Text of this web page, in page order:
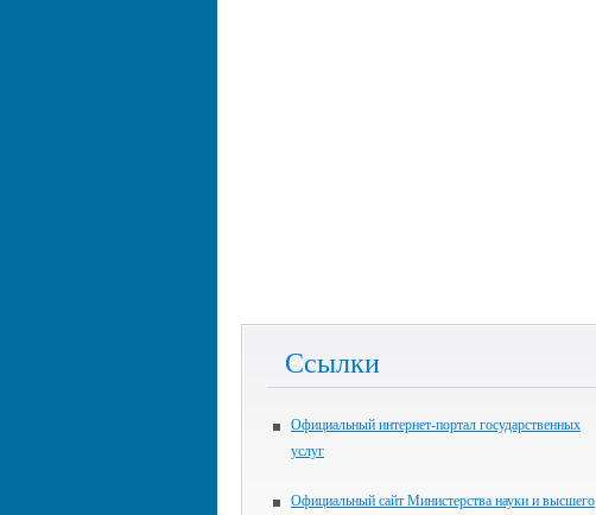
Ссылки
Официальный интернет-портал государственных
услуг
Официальный сайт Министерства науки и высшего